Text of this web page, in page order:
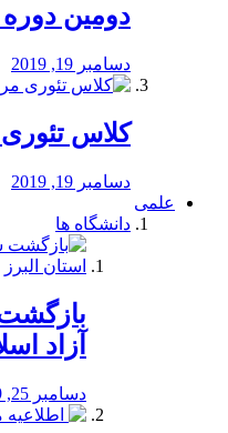
دومین
دسامبر 19, 2019
کلاس تئوری
دسامبر 19, 2019
علمی
دانشگاه ها
آزاد
دسامبر 25, 2019